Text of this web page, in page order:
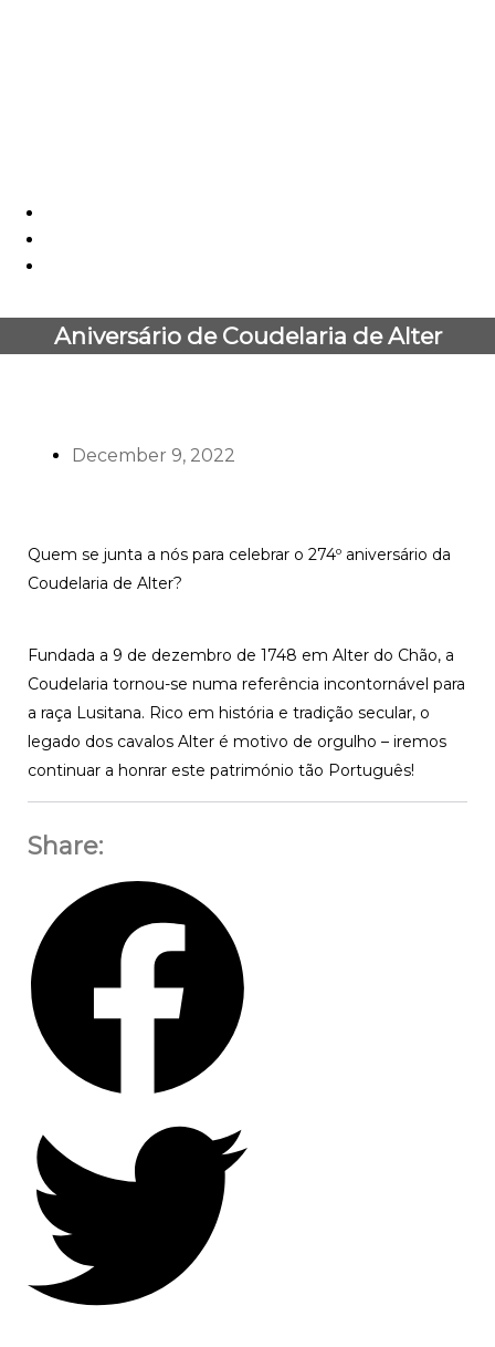
Menu
Aniversário de Coudelaria de Alter
December 9, 2022
Quem se junta a nós para celebrar o 274º aniversário da
Coudelaria de Alter?
Fundada a 9 de dezembro de 1748 em Alter do Chão, a
Coudelaria tornou-se numa referência incontornável para
a raça Lusitana. Rico em história e tradição secular, o
legado dos cavalos Alter é motivo de orgulho – iremos
continuar a honrar este património tão Português!
Share: